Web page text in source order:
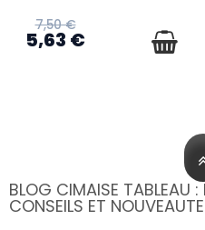
7,50 €
5,63 €
BLOG CIMAISE TABLEAU
CONSEILS ET